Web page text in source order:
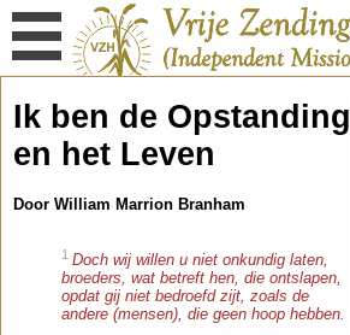
Ik ben de Opstanding
en het Leven
Door William Marrion Branham
1 Doch wij willen u niet onkundig laten,
broeders, wat betreft hen, die ontslapen,
opdat gij niet bedroefd zijt, zoals de
andere (mensen), die geen hoop hebben.